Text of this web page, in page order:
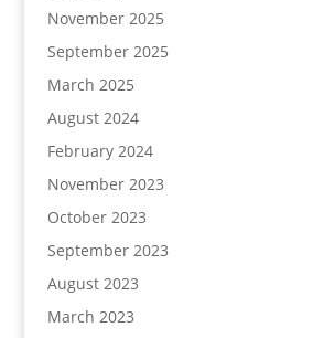
November 2025
September 2025
March 2025
August 2024
February 2024
November 2023
October 2023
September 2023
August 2023
March 2023